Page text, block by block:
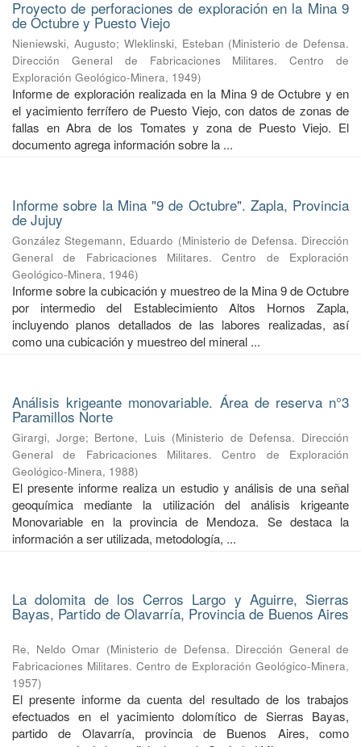
Proyecto de perforaciones de exploración en la Mina 9
de Octubre y Puesto Viejo
Nieniewski, Augusto; Wleklinski, Esteban (Ministerio de Defensa.
Dirección General de Fabricaciones Militares. Centro de
Exploración Geológico-Minera, 1949)
Informe de exploración realizada en la Mina 9 de Octubre y en
el yacimiento ferrífero de Puesto Viejo, con datos de zonas de
fallas en Abra de los Tomates y zona de Puesto Viejo. El
documento agrega información sobre la ...
Informe sobre la Mina "9 de Octubre". Zapla, Provincia
de Jujuy
González Stegemann, Eduardo (Ministerio de Defensa. Dirección
General de Fabricaciones Militares. Centro de Exploración
Geológico-Minera, 1946)
Informe sobre la cubicación y muestreo de la Mina 9 de Octubre
por intermedio del Establecimiento Altos Hornos Zapla,
incluyendo planos detallados de las labores realizadas, así
como una cubicación y muestreo del mineral ...
Análisis krigeante monovariable. Área de reserva n°3
Paramillos Norte
Girargi, Jorge; Bertone, Luis (Ministerio de Defensa. Dirección
General de Fabricaciones Militares. Centro de Exploración
Geológico-Minera, 1988)
El presente informe realiza un estudio y análisis de una señal
geoquímica mediante la utilización del análisis krigeante
Monovariable en la provincia de Mendoza. Se destaca la
información a ser utilizada, metodología, ...
La dolomita de los Cerros Largo y Aguirre, Sierras
Bayas, Partido de Olavarría, Provincia de Buenos Aires
Re, Neldo Omar (Ministerio de Defensa. Dirección General de
Fabricaciones Militares. Centro de Exploración Geológico-Minera,
1957)
El presente informe da cuenta del resultado de los trabajos
efectuados en el yacimiento dolomítico de Sierras Bayas,
partido de Olavarría, provincia de Buenos Aires, como